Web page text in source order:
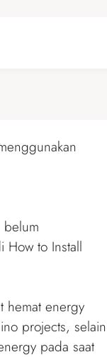
How to Install
hemat energy
projects, selain
pada saat